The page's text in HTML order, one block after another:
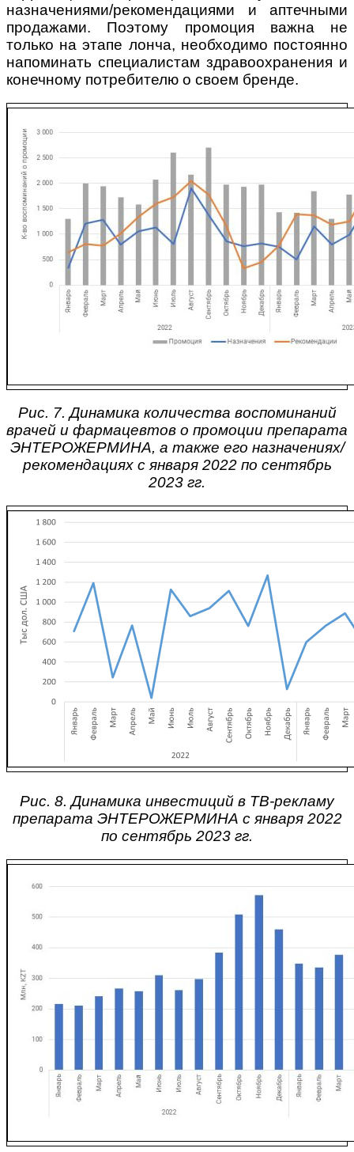
назначениями/рекомендациями и аптечными
продажами. Поэтому промоция важна не
только на этапе лонча, необходимо постоянно
напоминать специалистам здравоохранения и
конечному потребителю о своем бренде.
Рис. 7. Динамика количества воспоминаний
врачей и фармацевтов о промоции препарата
ЭНТЕРОЖЕРМИНА, а также его назначениях/
рекомендациях с января 2022 по сентябрь
2023 гг.
Рис. 8. Динамика инвестиций в ТВ-рекламу
препарата ЭНТЕРОЖЕРМИНА с января 2022
по сентябрь 2023 гг.